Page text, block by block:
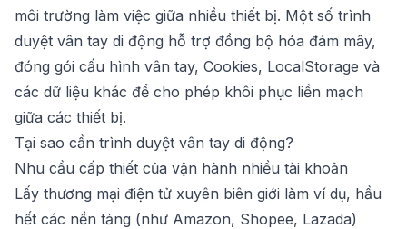
môi trường làm việc giữa nhiều thiết bị. Một số trình
duyệt vân tay di động hỗ trợ đồng bộ hóa đám mây,
đóng gói cấu hình vân tay, Cookies, LocalStorage và
các dữ liệu khác để cho phép khôi phục liền mạch
giữa các thiết bị.
Tại sao cần trình duyệt vân tay di động?
Nhu cầu cấp thiết của vận hành nhiều tài khoản
Lấy thương mại điện tử xuyên biên giới làm ví dụ, hầu
hết các nền tảng (như Amazon, Shopee, Lazada)